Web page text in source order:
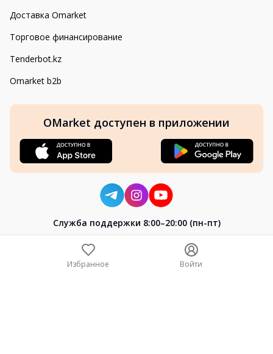
Доставка Omarket
Торговое финансирование
Tenderbot.kz
Omarket b2b
OMarket доступен в приложении
Cлужба поддержки 8:00–20:00 (пн-пт)
Избранное Войти